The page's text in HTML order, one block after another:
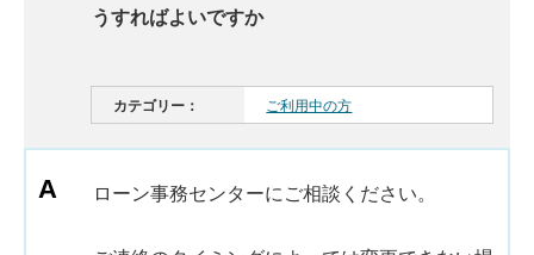
うすればよいですか
カテゴリー： ご利用中の方
ローン事務センターにご相談ください。